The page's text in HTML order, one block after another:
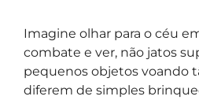
Imagine olhar para o céu
combate e ver, não jatos
pequenos objetos voando
diferem de simples